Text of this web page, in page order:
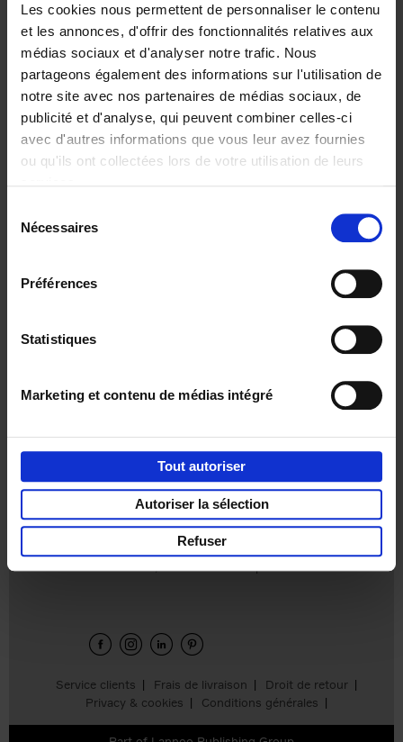
Les cookies nous permettent de personnaliser le contenu
et les annonces, d'offrir des fonctionnalités relatives aux
médias sociaux et d'analyser notre trafic. Nous
partageons également des informations sur l'utilisation de
notre site avec nos partenaires de médias sociaux, de
publicité et d'analyse, qui peuvent combiner celles-ci
avec d'autres informations que vous leur avez fournies
ou qu'ils ont collectées lors de votre utilisation de leurs
Nécessaires
Préférences
Statistiques
Marketing et contenu de médias intégré
Tout autoriser
Autoriser la sélection
Refuser
High Impact Teaming (EN)
Stefan Decuyper Elisabeth Raes
Anne Boon
Couverture souple
2020 176
€29,99
Ajouter au panier
Service clients Frais de livraison
Droit de retour
Privacy & cookies
Conditions générales
Envie de bonnes idées de lecture, de